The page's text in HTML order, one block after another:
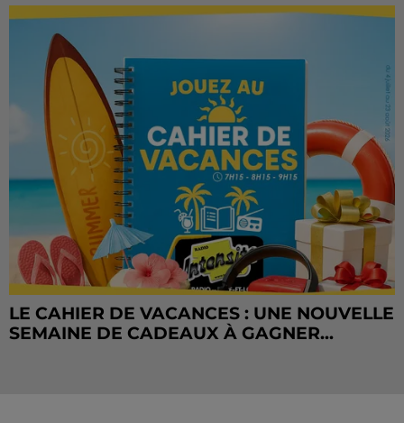
LE CAHIER DE VACANCES : UNE NOUVELLE
SEMAINE DE CADEAUX À GAGNER...